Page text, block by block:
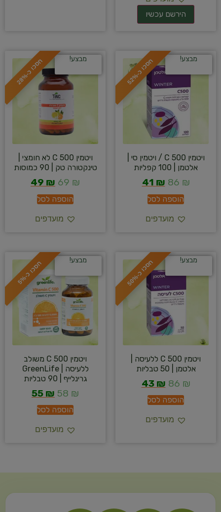
ח
ס
כ
ו
כ
-
5
2
% מבצע!
ויטמין C 500 / ויטמין סי |
אלטמן | 100 קפליות
86 ₪
41 ₪
הוספה לסל
מועדפים
ח
ס
כ
ו
כ
-
2
8
% מבצע!
ויטמין C 500 לא חומצי |
טינקטורה טק | 90 כמוסות
69 ₪
49 ₪
הוספה לסל
מועדפים
ח
ס
כ
ו
כ
-
5
0
% מבצע!
ויטמין C 500 ללעיסה |
אלטמן | 50 טבליות
86 ₪
43 ₪
הוספה לסל
מועדפים
ח
ס
כ
ו
כ
-
5
% מבצע!
ויטמין C 500 משולב
ללעיסה | GreenLife
גרינלייף | 90 טבליות
58 ₪
55 ₪
הוספה לסל
מועדפים